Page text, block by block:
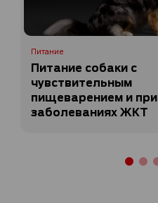
Питание
Питание собаки с
чувствительным
пищеварением и при
заболеваниях ЖКТ